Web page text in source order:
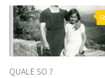
QUALE SO ?